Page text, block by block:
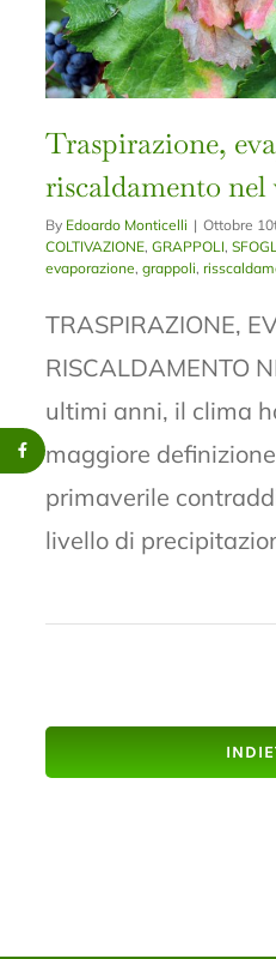
Traspirazione,
riscaldamento nel
By Edoardo Monticelli | Ottobre
COLTIVAZIONE,GRAPPOLI,
evaporazione,grappoli,
TRASPIRAZIONE,
RISCALDAMENTO
ultimi anni, il clima
maggiore
primaverile
livello di